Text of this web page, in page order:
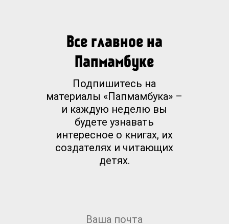
Все главное на
Папмамбуке
Подпишитесь на
материалы «Папмамбука» –
и каждую неделю вы
будете узнавать
интересное о книгах, их
создателях и читающих
детях.